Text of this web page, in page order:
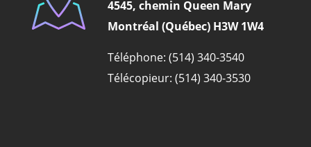
4545, chemin Queen Mary
Montréal (Québec) H3W 1W4
Téléphone: (514) 340-3540
Télécopieur: (514) 340-3530